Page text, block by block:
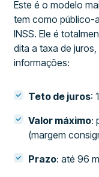
Este é o modelo
tem como público-
INSS. Ele é
dita a taxa de
informações:
Teto de juros:
Valor máximo:
(margem
Prazo: até 96